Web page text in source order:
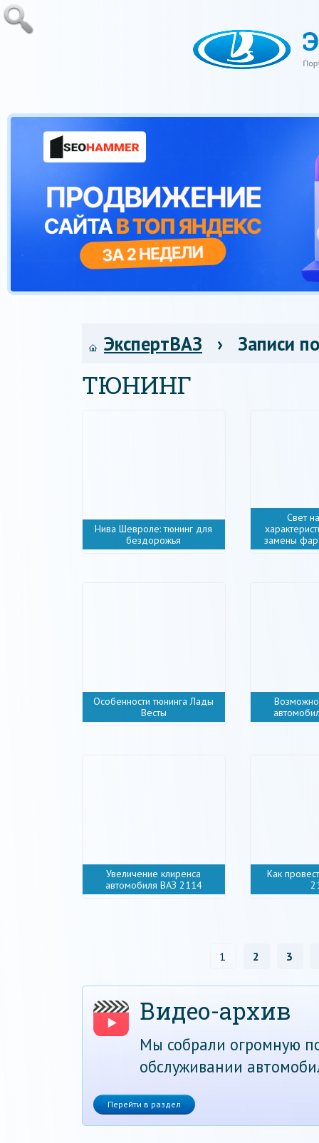
ЭкспертВАЗ › Записи
ТЮНИНГ
Нива Шевроле: тюнинг для
бездорожья
Свет
замены
Особенности тюнинга Лады
Весты
Увеличение клиренса
автомобиля ВАЗ 2114
Как
1 2 3
Видео-архив
Мы собрали огромную
обслуживании
Перейти в раздел